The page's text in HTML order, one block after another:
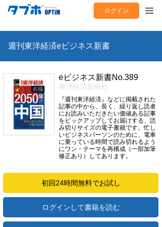
ログイン
週刊東洋経済eビジネス新書
eビジネス新書No.389
東洋経済新報社
『週刊東洋経済』などに掲載された
記事の中から、長く、繰り返し読者
にお読みいただきたい価値ある記事
をピックアップしてお届けする、読
み切りサイズの電子書籍です。忙し
いビジネスパーソンのために、電車
に乗っている時間で読み切れるよう
にワン・テーマを再構成（一部加筆
修正あり）してあります。
初回24時間無料でお試し
ログインして書籍を読む